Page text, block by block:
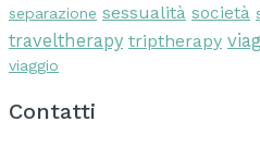
separazione sessualità società
traveltherapy triptherapy
viaggio
Contatti